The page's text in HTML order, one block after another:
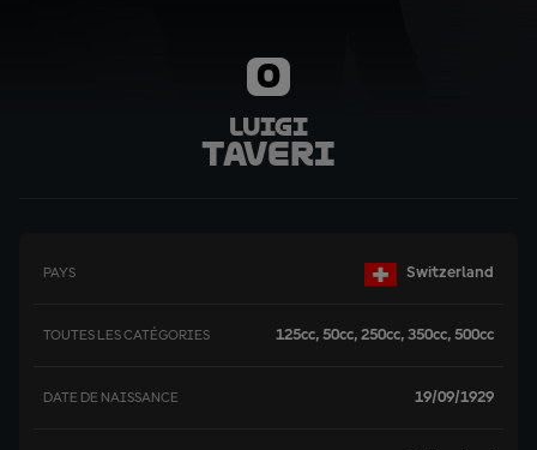
0
Luigi
Taveri
PAYS Switzerland
TOUTES LES CATÉGORIES 125cc, 50cc, 250cc, 350cc, 500cc
DATE DE NAISSANCE 19/09/1929